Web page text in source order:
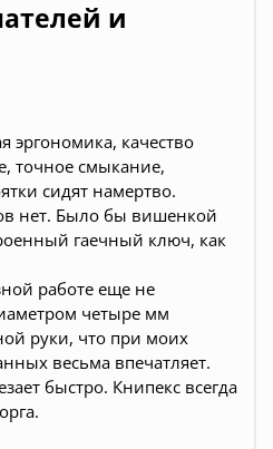
и
эргономика, качество
точное смыкание,
сидят намертво.
нет. Было бы вишенкой
гаечный ключ, как
работе еще не
четыре мм
руки, что при моих
весьма впечатляет.
быстро. Книпекс всегда